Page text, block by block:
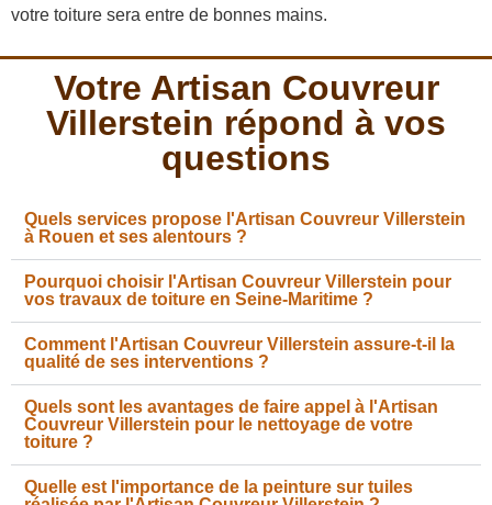
votre toiture sera entre de bonnes mains.
Votre Artisan Couvreur
Villerstein répond à vos
questions
Quels services propose l'Artisan Couvreur Villerstein
à Rouen et ses alentours ?
Pourquoi choisir l'Artisan Couvreur Villerstein pour
vos travaux de toiture en Seine-Maritime ?
Comment l'Artisan Couvreur Villerstein assure-t-il la
qualité de ses interventions ?
Quels sont les avantages de faire appel à l'Artisan
Couvreur Villerstein pour le nettoyage de votre
toiture ?
Quelle est l'importance de la peinture sur tuiles